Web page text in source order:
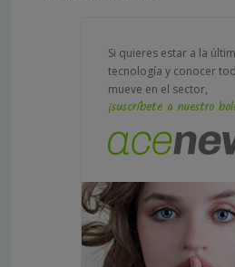
Si quieres estar a la
tecnología y conocer
mueve en el sector,
¡suscríbete a nuestro